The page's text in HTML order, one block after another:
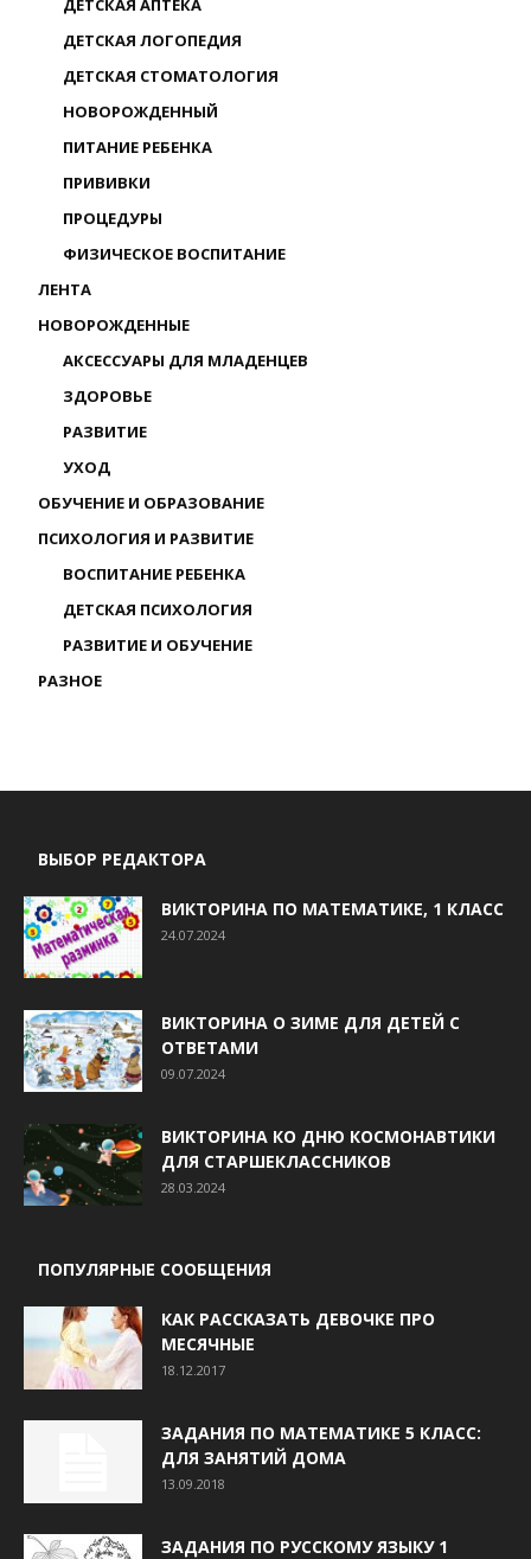
ДЕТСКАЯ АПТЕКА
ДЕТСКАЯ ЛОГОПЕДИЯ
ДЕТСКАЯ СТОМАТОЛОГИЯ
НОВОРОЖДЕННЫЙ
ПИТАНИЕ РЕБЕНКА
ПРИВИВКИ
ПРОЦЕДУРЫ
ФИЗИЧЕСКОЕ ВОСПИТАНИЕ
ЛЕНТА
НОВОРОЖДЕННЫЕ
АКСЕССУАРЫ ДЛЯ МЛАДЕНЦЕВ
ЗДОРОВЬЕ
РАЗВИТИЕ
УХОД
ОБУЧЕНИЕ И ОБРАЗОВАНИЕ
ПСИХОЛОГИЯ И РАЗВИТИЕ
ВОСПИТАНИЕ РЕБЕНКА
ДЕТСКАЯ ПСИХОЛОГИЯ
РАЗВИТИЕ И ОБУЧЕНИЕ
РАЗНОЕ
ВЫБОР РЕДАКТОРА
ВИКТОРИНА ПО МАТЕМАТИКЕ, 1 КЛАСС
24.07.2024
ВИКТОРИНА О ЗИМЕ ДЛЯ ДЕТЕЙ С
ОТВЕТАМИ
09.07.2024
ВИКТОРИНА КО ДНЮ КОСМОНАВТИКИ
ДЛЯ СТАРШЕКЛАССНИКОВ
28.03.2024
ПОПУЛЯРНЫЕ СООБЩЕНИЯ
КАК РАССКАЗАТЬ ДЕВОЧКЕ ПРО
МЕСЯЧНЫЕ
18.12.2017
ЗАДАНИЯ ПО МАТЕМАТИКЕ 5 КЛАСС:
ДЛЯ ЗАНЯТИЙ ДОМА
13.09.2018
ЗАДАНИЯ ПО РУССКОМУ ЯЗЫКУ 1